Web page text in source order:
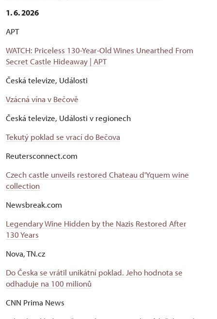
1. 6. 2026
APT
WATCH: Priceless 130-Year-Old Wines Unearthed From
Secret Castle Hideaway | APT
Česká televize, Události
Vzácná vína v Bečově
Česká televize, Události v regionech
Tekutý poklad se vrací do Bečova
Reutersconnect.com
Czech castle unveils restored Chateau d'Yquem wine
collection
Newsbreak.com
Legendary Wine Hidden by the Nazis Restored After
130 Years
Nova, TN.cz
Do Česka se vrátil unikátní poklad. Jeho hodnota se
odhaduje na 100 milionů
CNN Prima News